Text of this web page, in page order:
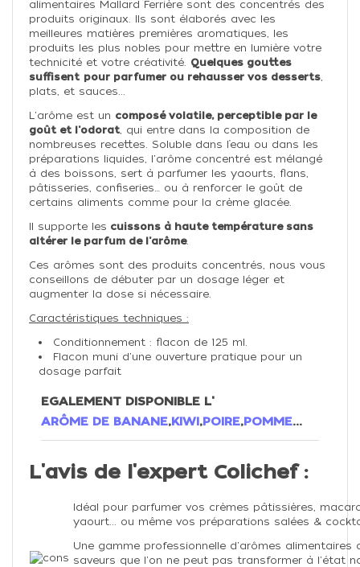
alimentaires Mallard Ferrière sont des concentrés des
produits originaux. Ils sont élaborés avec les
meilleures matières premières aromatiques, les
produits les plus nobles pour mettre en lumière votre
technicité et votre créativité. Quelques gouttes
suffisent pour parfumer ou rehausser vos desserts
plats, et sauces...
L'arôme est un composé volatile, perceptible par le
goût et l'odorat , qui entre dans la composition de
nombreuses recettes. Soluble dans l’eau ou dans les
préparations liquides, l'arôme concentré est mélangé
à des boissons, sert à parfumer les yaourts, flans,
pâtisseries, confiseries… ou à renforcer le goût de
certains aliments comme pour la crème glacée.
Il supporte les cuissons à haute température sans
altérer le parfum de l'arôme.
Ces arômes sont des produits concentrés, nous vous
conseillons de débuter par un dosage léger et
augmenter la dose si nécessaire.
Caractéristiques techniques :
Conditionnement : flacon de 125 ml.
Flacon muni d'une ouverture pratique pour un
dosage parfait
EGALEMENT DISPONIBLE L'
ARÔME DE BANANE,KIWI,POIRE,POMME...
L'avis de l'expert Colichef :
Idéal pour parfumer vos crèmes pâtissières,
yaourt... ou même vos préparations salées &
Une gamme professionnelle d'arômes
saveurs que l'on ne peut pas transformer à l'état